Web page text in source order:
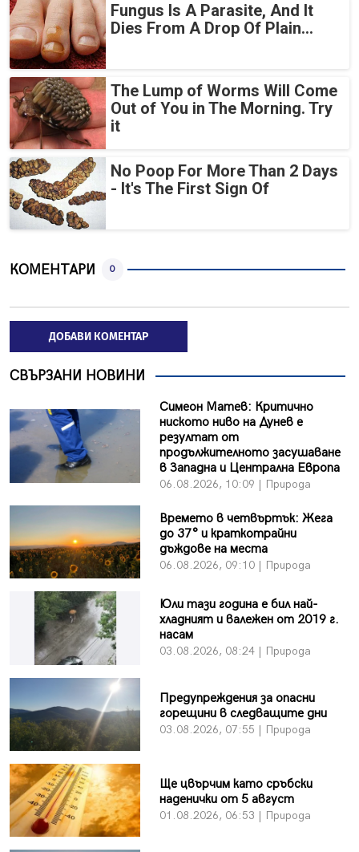
Fungus Is A Parasite, And It
Dies From A Drop Of Plain...
The Lump of Worms Will Come
Out of You in The Morning. Try
it
No Poop For More Than 2 Days
- It's The First Sign Of
КОМЕНТАРИ 0
ДОБАВИ КОМЕНТАР
СВЪРЗАНИ НОВИНИ
Симеон Матев: Критично
ниското ниво на Дунев е
резултат от
продължителното засушаване
в Западна и Централна Европа
06.08.2026, 10:09 | Природа
Времето в четвъртък: Жега
до 37° и краткотрайни
дъждове на места
06.08.2026, 09:10 | Природа
Юли тази година е бил най-
хладният и валежен от 2019 г.
насам
03.08.2026, 08:24 | Природа
Предупреждения за опасни
горещини в следващите дни
03.08.2026, 07:55 | Природа
Ще цвърчим като сръбски
наденички от 5 август
01.08.2026, 06:53 | Природа